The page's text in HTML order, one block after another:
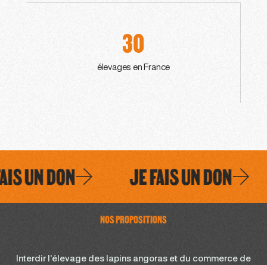
30
élevages en France
UN DON JE FAIS UN DON
NOS PROPOSITIONS
Interdir l’élevage des lapins angoras et du commerce de